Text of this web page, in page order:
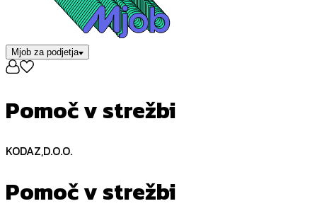
Mjob za podjetja
Pomoč v strežbi
KODAZ,D.O.O.
Pomoč v strežbi